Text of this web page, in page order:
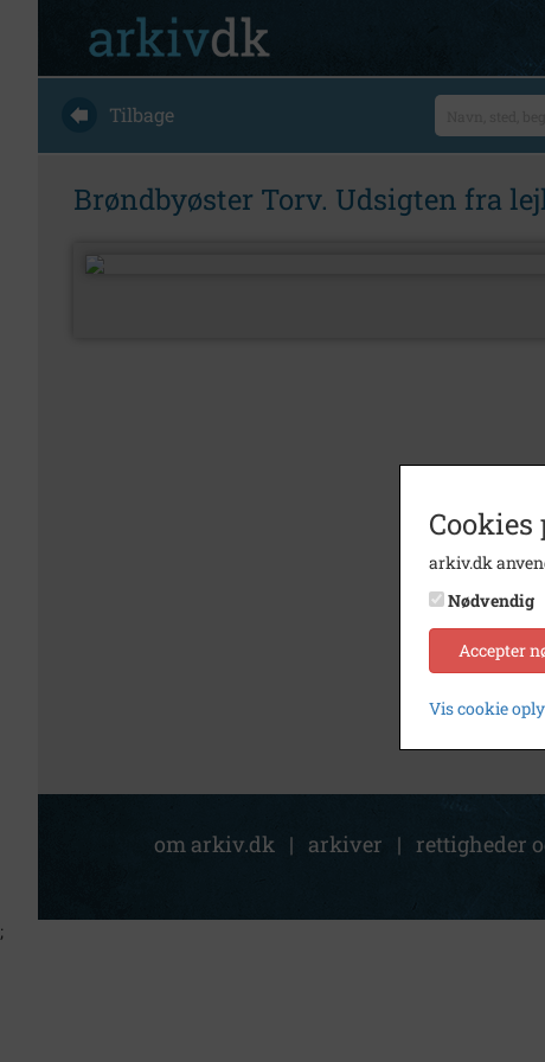
Tilbage
Brøndbyøster Torv. Udsigten fra
om arkiv.dk | arkiver | rettigheder
arkiv.dk
Nødvendig
Accepter
Vis cookie
;